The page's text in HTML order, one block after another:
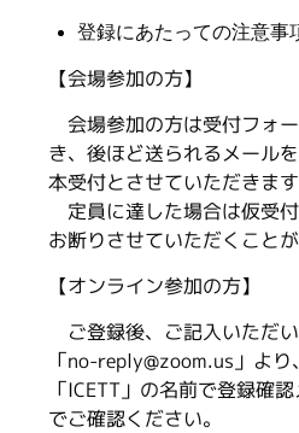
登録にあたっての注意事
【会場参加の方】
会場参加の方は受付フォ
き、後ほど送られるメール
本受付とさせていただきます
定員に達した場合は仮受
お断りさせていただくことが
【オンライン参加の方】
ご登録後、ご記入いただ
「no-reply@zoom.us」より、
「ICETT」の名前で登録確
でご確認ください。